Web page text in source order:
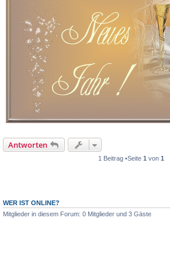
Antworten
1 Beitrag •Seite 1 von 1
WER IST ONLINE?
Mitglieder in diesem Forum: 0 Mitglieder und 3 Gäste